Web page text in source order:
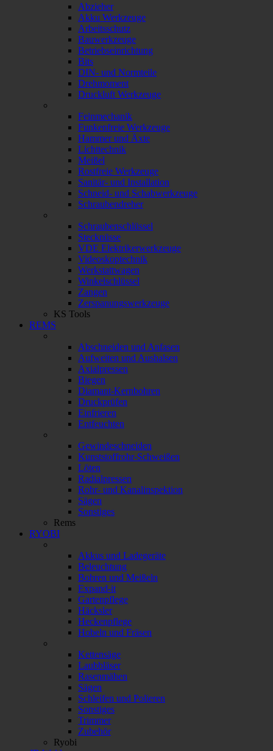
Abzieher
Akku Werkzeuge
Arbeitsschutz
Bauwerkzeuge
Betriebseinrichtung
Bits
DIN- und Normteile
Drehmoment
Druckluft Werkzeuge
Feinmechanik
Funkenfreie Werkzeuge
Hammer und Äxte
Lichttechnik
Meißel
Rostfreie Werkzeuge
Sanitär- und Installation
Schneid- und Schabwerkzeuge
Schraubendreher
Schraubenschlüssel
Stecknüsse
VDE Elektrikerwerkzeuge
Videoskoptechnik
Werkstattwagen
Winkelschlüssel
Zangen
Zerspanungswerkzeuge
KS Tools
REMS
Abschneiden und Anfasen
Aufweiten und Aushalsen
Axialpressen
Biegen
Diamant-Kernbohren
Druckprüfen
Einfrieren
Entfeuchten
Gewindeschneiden
Kunststoffrohr-Schweißen
Löten
Radialpressen
Rohr- und Kanalinspektion
Sägen
Sonstiges
Rems
RYOBI
Akkus und Ladegeräte
Beleuchtung
Bohren und Meißeln
Expand-it
Gartenpflege
Häcksler
Heckenpflege
Hobeln und Fräsen
Kettensäge
Laubbläser
Rasenmähen
Sägen
Schleifen und Polieren
Sonstiges
Trimmer
Zubehör
Ryobi